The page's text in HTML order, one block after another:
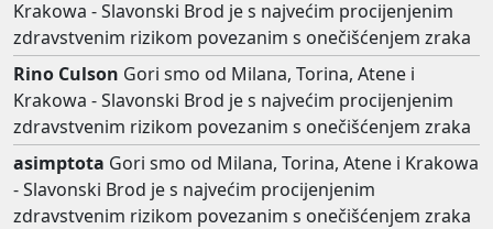
Krakowa - Slavonski Brod je s najvećim procijenjenim
zdravstvenim rizikom povezanim s onečišćenjem zraka
Rino Culson Gori smo od Milana, Torina, Atene i
Krakowa - Slavonski Brod je s najvećim procijenjenim
zdravstvenim rizikom povezanim s onečišćenjem zraka
asimptota Gori smo od Milana, Torina, Atene i Krakowa
- Slavonski Brod je s najvećim procijenjenim
zdravstvenim rizikom povezanim s onečišćenjem zraka